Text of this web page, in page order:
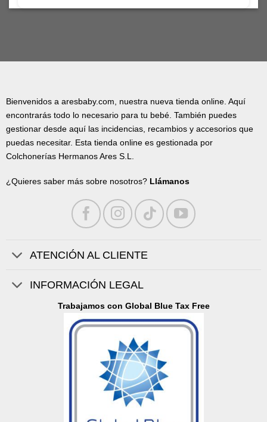
Bienvenidos a aresbaby.com, nuestra nueva tienda online. Aquí
encontrarás todo lo necesario para tu bebé. También puedes
gestionar desde aquí las incidencias, recambios y accesorios que
puedas necesitar. Esta tienda online es gestionada por
Colchonerías Hermanos Ares S.L.
¿Quieres saber más sobre nosotros? Llámanos
ATENCIÓN AL CLIENTE
INFORMACIÓN LEGAL
Trabajamos con Global Blue Tax Free